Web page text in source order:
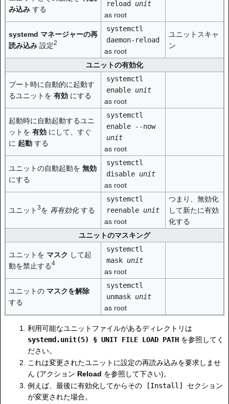
み込みする
reload unit
as root
systemd マネージャーの再
読み込み設定2
systemctl
daemon-reload
as root
ユニットスキャ
ン
ユニットの有効化
ブート時に自動的に起動す
るユニットを 有効にする
systemctl
enable unit
as root
起動時に自動起動するユニ
ットを 有効にして、すぐ
に 起動する
systemctl
enable --now
unit
as root
ユニットの自動起動を 無効
にする
systemctl
disable unit
as root
ユニット 3を 再有効化する
systemctl
reenable unit
as root
つまり、無効化
して新たに有効
化する
ユニットのマスキング
ユニットを マスク して起
動を禁止する4
systemctl
mask unit
as root
ユニットの マスクを解除
する
systemctl
unmask unit
as root
利用可能なユニットファイルがあるディレクトリは
systemd.unit(5) § UNIT FILE LOAD PATHを参照してく
ださい。
これは変更されたユニットに設定の再読み込みを要求しませ
ん (アクション Reload を参照して下さい)。
例えば、最後に有効化してからその
[Install]
セクション
が変更された場合。